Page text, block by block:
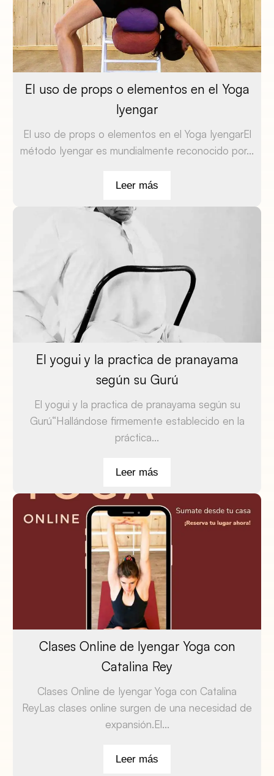
El uso de props o elementos en el Yoga
Iyengar
El uso de props o elementos en el Yoga IyengarEl
método Iyengar es mundialmente reconocido por...
Leer más
El yogui y la practica de pranayama
según su Gurú
El yogui y la practica de pranayama según su
Gurú“Hallándose firmemente establecido en la
práctica...
Leer más
Clases Online de Iyengar Yoga con
Catalina Rey
Clases Online de Iyengar Yoga con Catalina
ReyLas clases online surgen de una necesidad de
expansión.El...
Leer más